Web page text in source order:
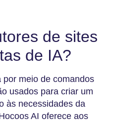
de sites
de IA?
por meio de comandos
usados para criar um
às necessidades da
AI oferece aos